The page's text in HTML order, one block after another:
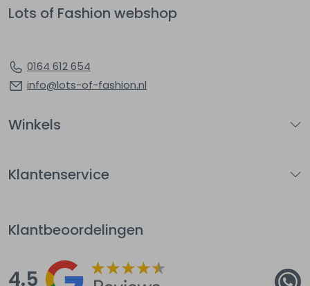
Lots of Fashion webshop
0164 612 654
info@lots-of-fashion.nl
Winkels
Klantenservice
Klantbeoordelingen
4.5